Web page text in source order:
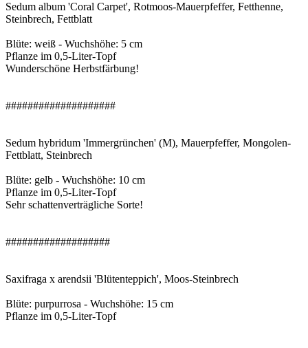
Sedum album 'Coral Carpet', Rotmoos-Mauerpfeffer, Fetthenne,
Steinbrech, Fettblatt
Blüte: weiß - Wuchshöhe: 5 cm
Pflanze im 0,5-Liter-Topf
Wunderschöne Herbstfärbung!
####################
Sedum hybridum 'Immergrünchen' (M), Mauerpfeffer, Mongolen-
Fettblatt, Steinbrech
Blüte: gelb - Wuchshöhe: 10 cm
Pflanze im 0,5-Liter-Topf
Sehr schattenverträgliche Sorte!
###################
Saxifraga x arendsii 'Blütenteppich', Moos-Steinbrech
Blüte: purpurrosa - Wuchshöhe: 15 cm
Pflanze im 0,5-Liter-Topf